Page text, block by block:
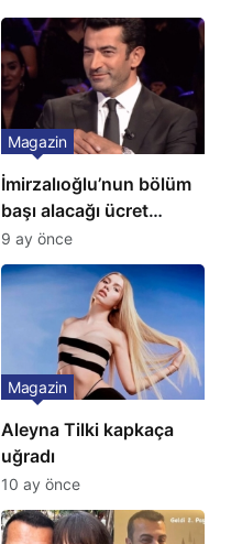
İmirzalıoğlu’nun bölüm
başı alacağı ücret
Türkiye’de bir ilk:
Gözünü 2 ilçeye dikti!
Magazin
9 ay önce
Aleyna Tilki kapkaça
uğradı
Magazin
10 ay önce